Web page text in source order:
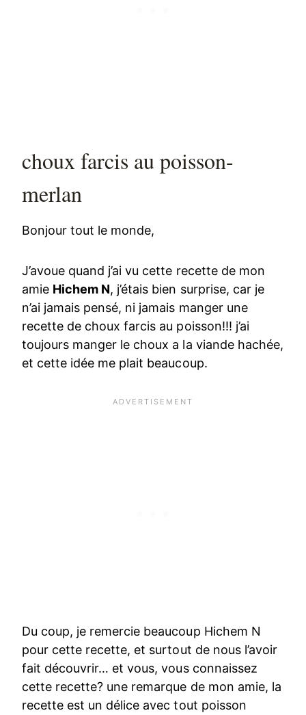
choux farcis au poisson-
merlan
Bonjour tout le monde,
J’avoue quand j’ai vu cette recette de mon
amie Hichem N, j’étais bien surprise, car je
n’ai jamais pensé, ni jamais manger une
recette de choux farcis au poisson!!! j’ai
toujours manger le choux a la viande hachée,
et cette idée me plait beaucoup.
Du coup, je remercie beaucoup Hichem N
pour cette recette, et surtout de nous l’avoir
fait découvrir… et vous, vous connaissez
cette recette? une remarque de mon amie, la
recette est un délice avec tout poisson